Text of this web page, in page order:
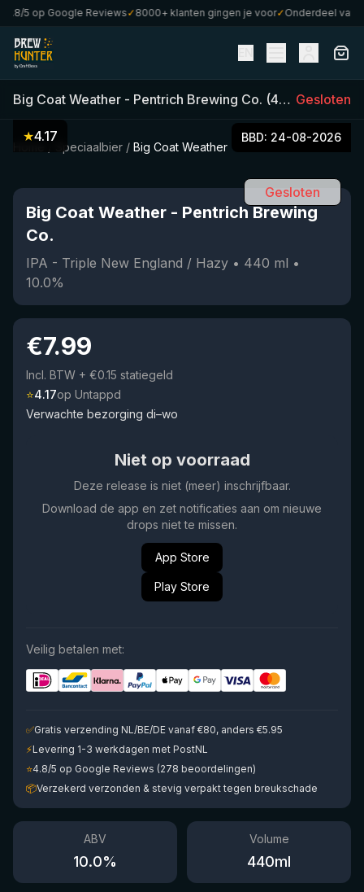
5 op Google Reviews✓8000+ klanten gingen je voor✓Onderdeel van
Big Coat Weather - Pentrich Brewing Co. (440 ml)•10.0
Gesloten
Speciaalbier / Big Coat Weather
★4.17 BBD: 24-08-2026
Gesloten
Big Coat Weather - Pentrich Brewing
Co.
IPA - Triple New England / Hazy • 440 ml •
10.0%
€7.99
Incl. BTW + €0.15 statiegeld
⭐4.17op Untappd
Verwachte bezorging di–wo
Niet op voorraad
Deze release is niet (meer) inschrijfbaar.
Download de app en zet notificaties aan om nieuwe
drops niet te missen.
App Store
Play Store
Veilig betalen met:
✅Gratis verzending NL/BE/DE vanaf €80, anders €5.95
⚡Levering 1-3 werkdagen met PostNL
⭐4.8/5 op Google Reviews (278 beoordelingen)
📦Verzekerd verzonden & stevig verpakt tegen breukschade
ABV
10.0%
Volume
440ml